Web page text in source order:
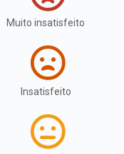
Muito insatisfeito
Insatisfeito